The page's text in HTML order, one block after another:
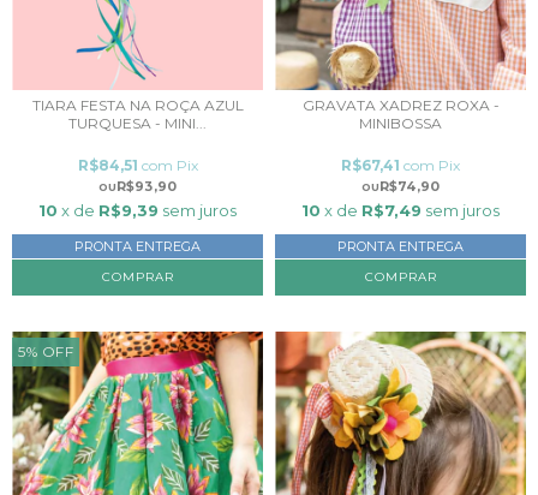
TIARA FESTA NA ROÇA AZUL
TURQUESA - MINI...
R$93,90
R$84,51 com Pix
10 x de R$9,39 sem juros
PRONTA ENTREGA
GRAVATA XADREZ ROXA -
MINIBOSSA
R$74,90
R$67,41 com Pix
10 x de R$7,49 sem juros
PRONTA ENTREGA
5% OFF